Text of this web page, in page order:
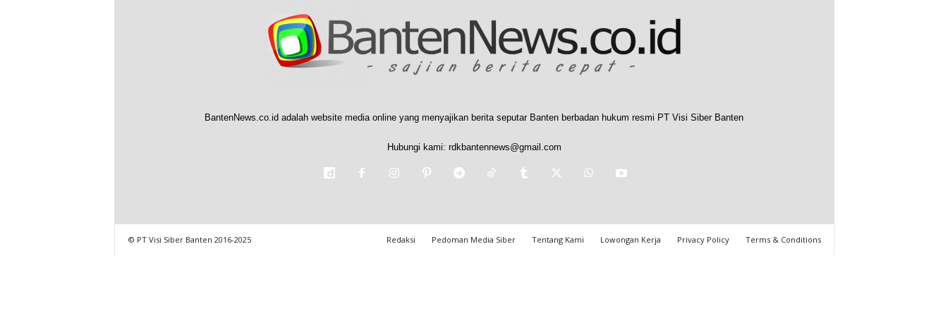
BantenNews.co.id adalah website media online yang menyajikan berita seputar Banten berbadan hukum resmi PT Visi Siber Banten
Hubungi kami: rdkbantennews@gmail.com
Redaksi Pedoman Media Siber Tentang Kami Lowongan Kerja Privacy Policy Terms & Conditions
© PT Visi Siber Banten 2016-2025